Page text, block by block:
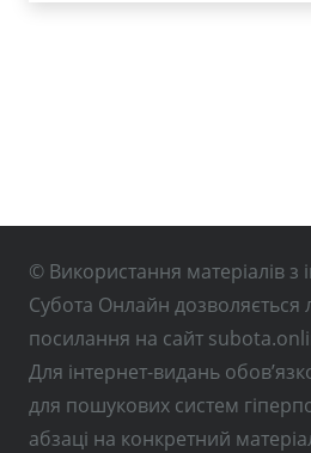
© Використання матеріалів з
Субота Онлайн
посилання на сайт
Для інтернет-видань
для пошукових систем
абзаці на конкретний